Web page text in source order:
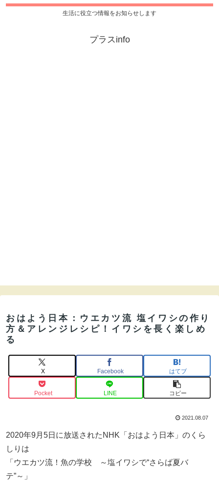
生活に役立つ情報をお知らせします
プラスinfo
おはよう日本：ウエカツ流 塩イワシの作り
方＆アレンジレシピ！イワシを長く楽しめ
る
X Facebook はてブ
Pocket LINE コピー
2021.08.07
2020年9月5日に放送されたNHK「おはよう日本」のくら
しりは
「ウエカツ流！魚の学校 ～塩イワシで“さらば夏バ
テ”～」